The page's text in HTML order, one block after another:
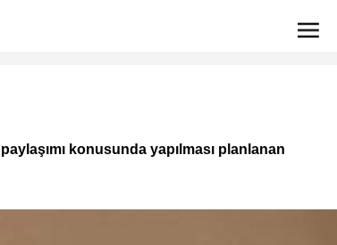
konusunda yapılması planlanan